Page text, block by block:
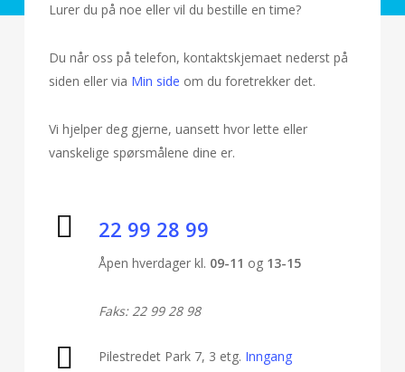
Lurer du på noe eller vil du bestille en time?
Du når oss på telefon, kontaktskjemaet nederst på
siden eller via Min side om du foretrekker det.
Vi hjelper deg gjerne, uansett hvor lette eller
vanskelige spørsmålene dine er.
22 99 28 99
Åpen hverdager kl. 09-11 og 13-15
Faks: 22 99 28 98
Pilestredet Park 7, 3 etg. Inngang